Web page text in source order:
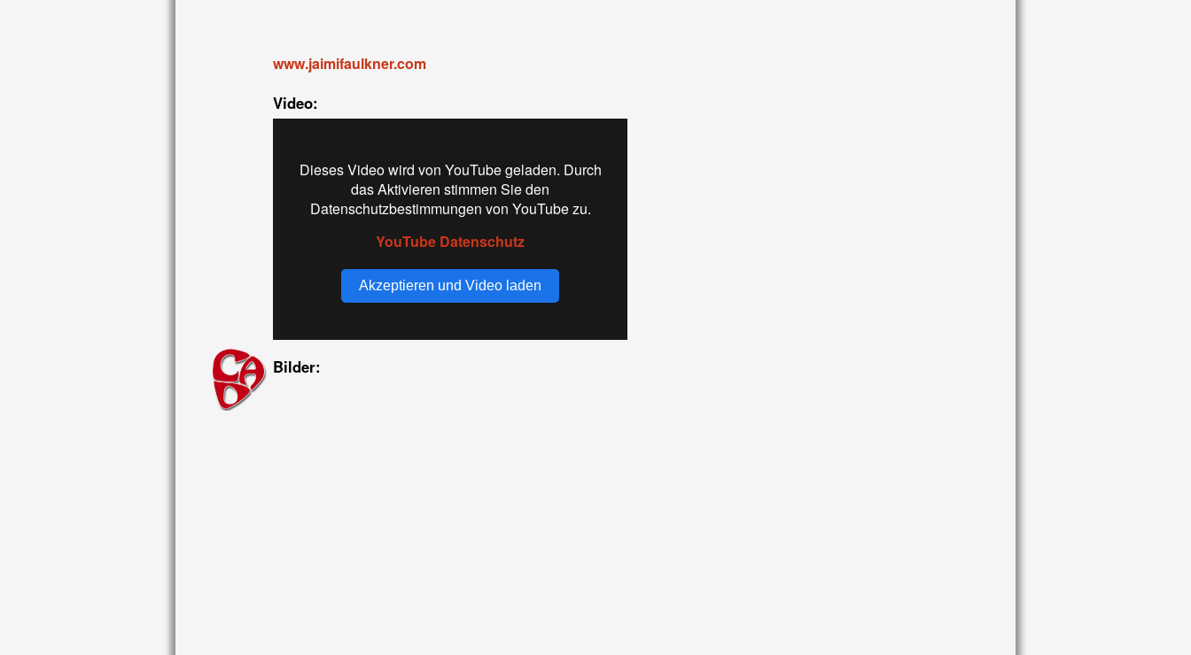
www.jaimifaulkner.com
Video:
Dieses Video wird von YouTube geladen. Durch
das Aktivieren stimmen Sie den
Datenschutzbestimmungen von YouTube zu.
YouTube Datenschutz
Akzeptieren und Video laden
Bilder: